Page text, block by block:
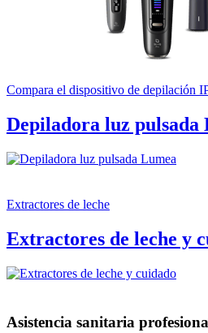
Compara el dispositivo de depilación
Depiladora luz pulsada
Extractores de leche
Extractores de leche y
Asistencia sanitaria